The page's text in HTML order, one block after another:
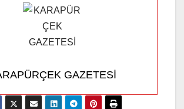
GAZETESİ